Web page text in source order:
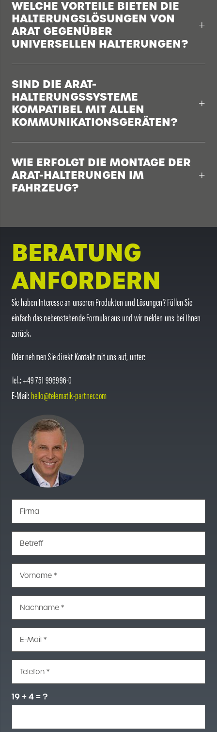
WELCHE VORTEILE BIETEN DIE
HALTERUNGSLÖSUNGEN VON
ARAT GEGENÜBER
UNIVERSELLEN HALTERUNGEN?
SIND DIE ARAT-
HALTERUNGSSYSTEME
KOMPATIBEL MIT ALLEN
KOMMUNIKATIONSGERÄTEN?
WIE ERFOLGT DIE MONTAGE DER
ARAT-HALTERUNGEN IM
FAHRZEUG?
BERATUNG
ANFORDERN
Sie haben Interesse an unseren Produkten und Lösungen? Füllen Sie
einfach das nebenstehende Formular aus und wir melden uns bei Ihnen
zurück.
Oder nehmen Sie direkt Kontakt mit uns auf, unter:
Tel.: +49 751 996996-0
E-Mail:hello@telematik-partner.com
Firma
Betreff
Vorname *
Nachname *
E-Mail *
Telefon *
19 + 4 = ?